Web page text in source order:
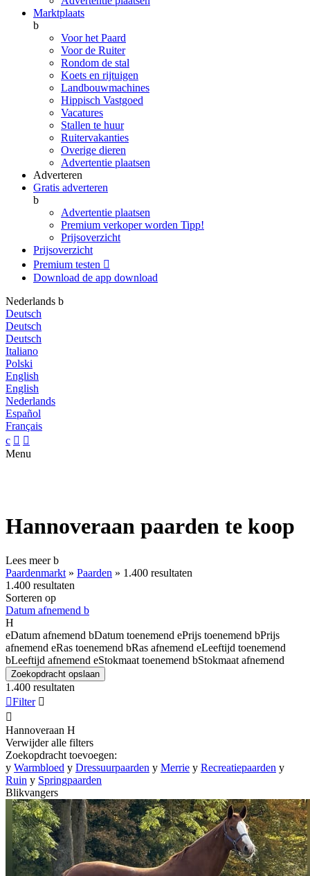
Marktplaats
b
Voor het Paard
Voor de Ruiter
Rondom de stal
Koets en rijtuigen
Landbouwmachines
Hippisch Vastgoed
Vacatures
Stallen te huur
Ruitervakanties
Overige dieren
Advertentie plaatsen
Adverteren
Gratis adverteren
b
Advertentie plaatsen
Premium verkoper worden Tipp!
Prijsoverzicht
Prijsoverzicht
Premium testen 
Download de app download
Nederlands b
Deutsch
Deutsch
Deutsch
Italiano
Polski
English
English
Nederlands
Español
Français
c  
Menu
Hannoveraan paarden te koop
Lees meerb
Paardenmarkt » Paarden » 1.400 resultaten
1.400 resultaten
Sorteren op
Datum afnemend b
H
eDatum afnemend bDatum toenemend ePrijs toenemend bPrijs
afnemend eRas toenemend bRas afnemend eLeeftijd toenemend
bLeeftijd afnemend eStokmaat toenemend bStokmaat afnemend
Zoekopdracht opslaan
1.400 resultaten
Filter 

Hannoveraan H
Verwijder alle filters
Zoekopdracht toevoegen:
y Warmbloed y Dressuurpaarden y Merrie y Recreatiepaarden y
Ruin y Springpaarden
Blikvangers